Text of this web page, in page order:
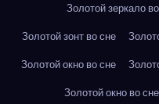
Золотой зеркало
Золотой зонт во сне
Золотой окно во сне
Золотой окно во сне